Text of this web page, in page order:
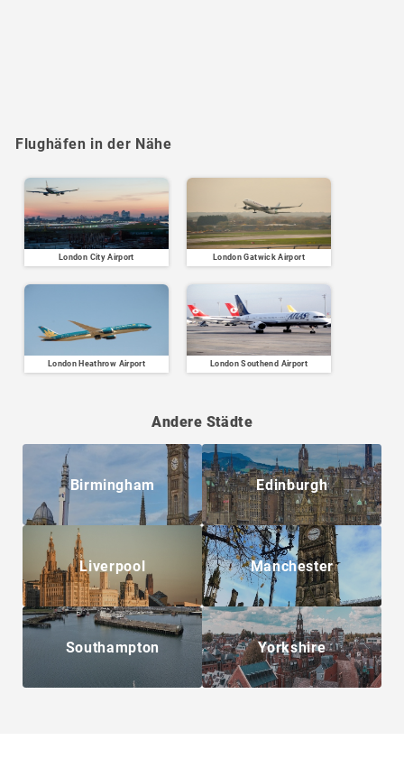
Flughäfen in der Nähe
London City Airport London Gatwick Airport
London Heathrow Airport London Southend Airport
Andere Städte
Birmingham Edinburgh
Liverpool Manchester
Southampton Yorkshire